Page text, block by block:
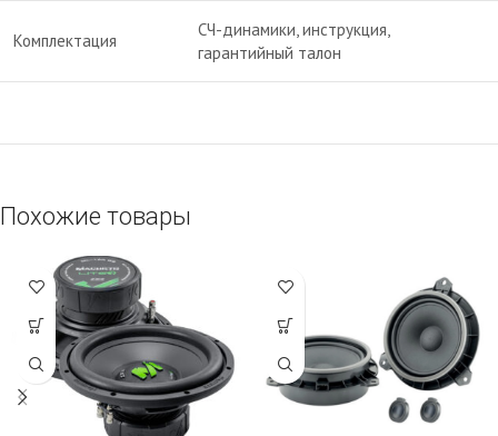
Комплектация
СЧ-динамики, инструкция,
гарантийный талон
Похожие товары